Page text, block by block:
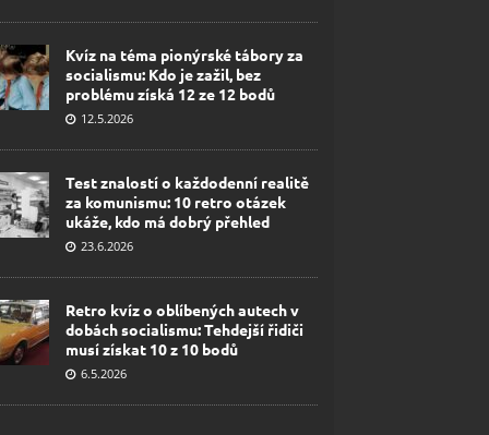
Kvíz na téma pionýrské tábory za
socialismu: Kdo je zažil, bez
problému získá 12 ze 12 bodů
12.5.2026
Test znalostí o každodenní realitě
za komunismu: 10 retro otázek
ukáže, kdo má dobrý přehled
23.6.2026
Retro kvíz o oblíbených autech v
dobách socialismu: Tehdejší řidiči
musí získat 10 z 10 bodů
6.5.2026